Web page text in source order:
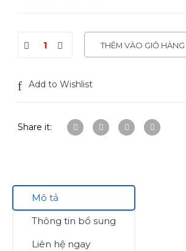
THÊM VÀO GIỎ HÀNG
Add to Wishlist
Share it:
Mô tả
Thông tin bổ sung
Liên hệ ngay